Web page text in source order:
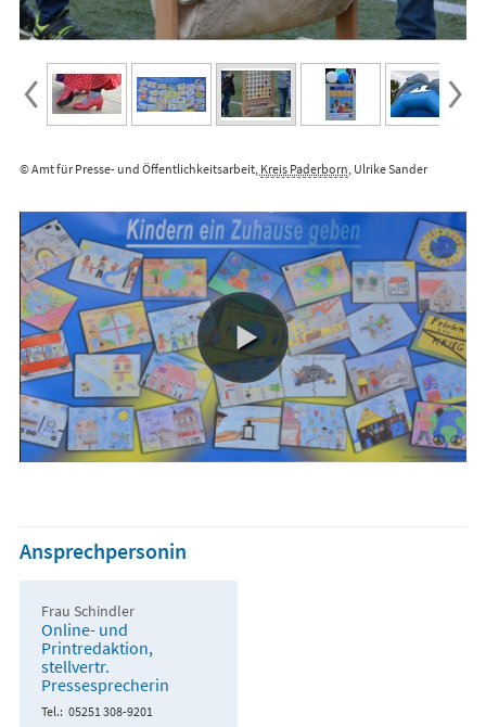
© Amt für Presse- und Öffentlichkeitsarbeit, Kreis Paderborn, Ulrike Sander
Ansprechpersonin
Frau Schindler
Online- und
Printredaktion,
stellvertr.
Pressesprecherin
Tel. 05251 308-9201